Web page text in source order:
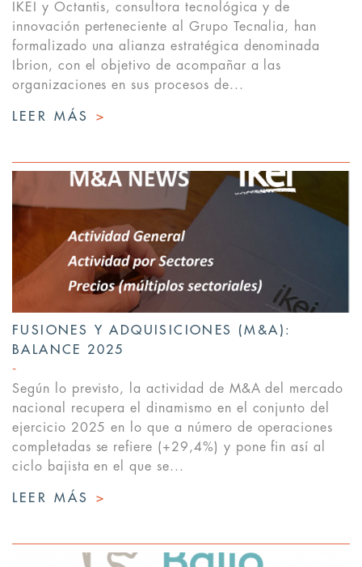
IKEI y Octantis, consultora tecnológica y de
innovación perteneciente al Grupo Tecnalia, han
formalizado una alianza estratégica denominada
Ibrion, con el objetivo de acompañar a las
organizaciones en sus procesos de...
LEER MÁS >
FUSIONES Y ADQUISICIONES (M&A):
BALANCE 2025
Según lo previsto, la actividad de M&A del mercado
nacional recupera el dinamismo en el conjunto del
ejercicio 2025 en lo que a número de operaciones
completadas se refiere (+29,4%) y pone fin así al
ciclo bajista en el que se...
LEER MÁS >